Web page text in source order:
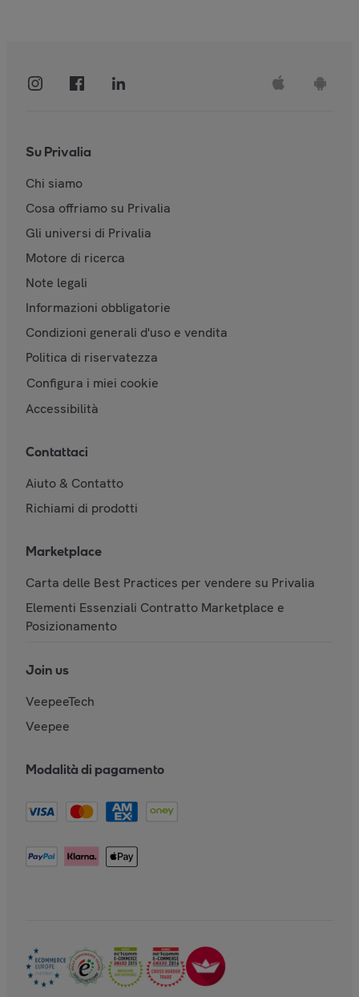
Su Privalia
Chi siamo
Cosa offriamo su Privalia
Gli universi di Privalia
Motore di ricerca
Note legali
Informazioni obbligatorie
Condizioni generali d'uso e vendita
Politica di riservatezza
Configura i miei cookie
Accessibilità
Contattaci
Aiuto & Contatto
Richiami di prodotti
Marketplace
Carta delle Best Practices per vendere su Privalia
Elementi Essenziali Contratto Marketplace e
Posizionamento
Join us
VeepeeTech
Veepee
Modalità di pagamento